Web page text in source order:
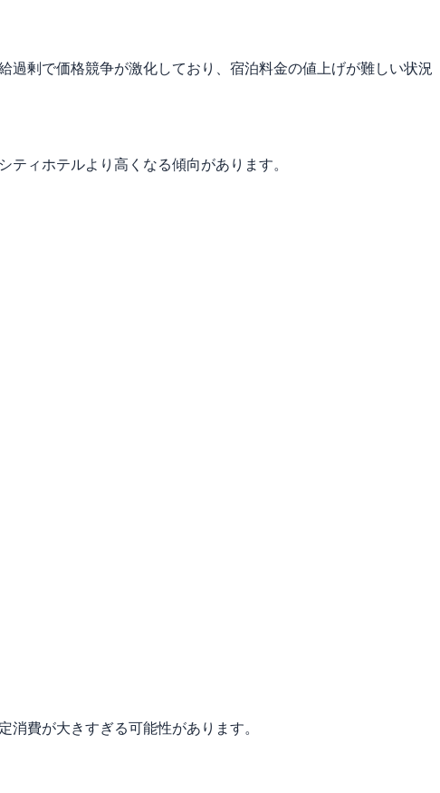
過剰で価格競争が激化しており、宿泊料金の値上げが難しい状況
ィホテルより高くなる傾向があります。
費が大きすぎる可能性があります。